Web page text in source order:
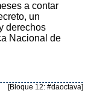
a contar
un
derechos
Nacional de
[Bloque 12: #daoctava]